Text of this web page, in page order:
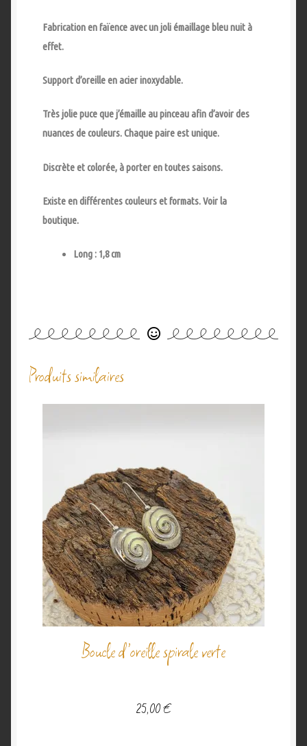
Fabrication en faïence avec un joli émaillage bleu nuit à
effet.
Support d’oreille en acier inoxydable.
Très jolie puce que j’émaille au pinceau afin d’avoir des
nuances de couleurs. Chaque paire est unique.
Discrète et colorée, à porter en toutes saisons.
Existe en différentes couleurs et formats. Voir la
boutique.
Long : 1,8 cm
Produits similaires
Boucle d’oreille spirale verte
25,00€